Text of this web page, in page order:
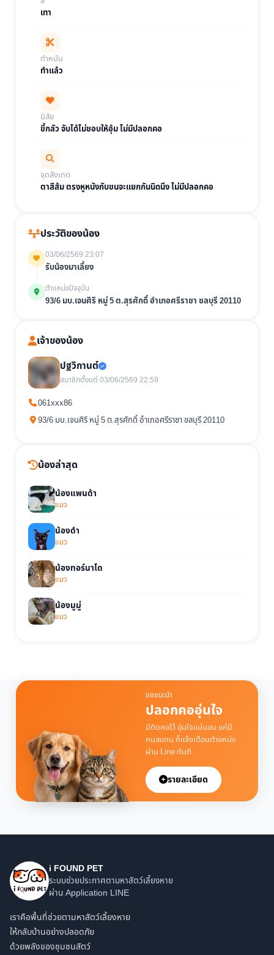
เทา
ทำหมัน
ทำแล้ว
นิสัย
ขี้กลัว จับได้ไม่ชอบให้อุ้ม ไม่มีปลอกคอ
จุดสังเกต
ตาสีส้ม ตรงหูหนังกับขนจะแยกกันนิดนึง ไม่มีปลอกคอ
ประวัติของน้อง
03/06/2569 23:07
รับน้องมาเลี้ยง
ตำแหน่งปัจจุบัน
93/6 มบ.เจนศิริ หมู่ 5 ต.สุรศักดิ์ อำเภอศรีราชา ชลบุรี 20110
เจ้าของน้อง
ปฐวิกานต์
สมาชิกตั้งแต่ 03/06/2569 22:59
061xxx86
93/6 มบ.เจนศิริ หมู่ 5 ต.สุรศักดิ์ อำเภอศรีราชา ชลบุรี 20110
น้องล่าสุด
น้องแพนด้า
แมว
น้องดำ
แมว
น้องทอร์นาโด
แมว
น้องมูมู่
แมว
ขอแนะนำ
ปลอกคออุ่นใจ
มีติดคอไว้ อุ่นใจแน่นอน แค่มี
คนสแกน ก็แจ้งเตือนตำแหน่ง
ผ่าน Line ทันที
รายละเอียด
i FOUND PET
ระบบช่วยประกาศตามหาสัตว์เลี้ยงหาย
ผ่าน Application LINE
เราคือพื้นที่ช่วยตามหาสัตว์เลี้ยงหาย
ให้กลับบ้านอย่างปลอดภัย
ด้วยพลังของชุมชนสัตว์